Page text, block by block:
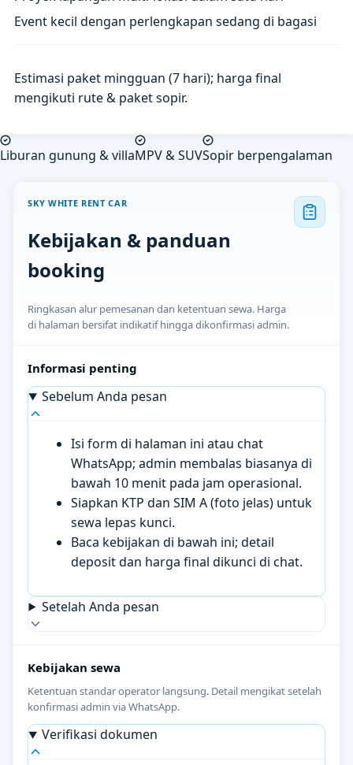
Event kecil dengan perlengkapan sedang di bagasi
Estimasi paket mingguan (7 hari); harga final
mengikuti rute & paket sopir.
Liburan gunung & villaMPV & SUVSopir berpengalaman
SKY WHITE RENT CAR
Kebijakan & panduan
booking
Ringkasan alur pemesanan dan ketentuan sewa. Harga
di halaman bersifat indikatif hingga dikonfirmasi admin.
Informasi penting
Sebelum Anda pesan
Isi form di halaman ini atau chat
WhatsApp; admin membalas biasanya di
bawah 10 menit pada jam operasional.
Siapkan KTP dan SIM A (foto jelas) untuk
sewa lepas kunci.
Baca kebijakan di bawah ini; detail
deposit dan harga final dikunci di chat.
Setelah Anda pesan
Kebijakan sewa
Ketentuan standar operator langsung. Detail mengikat setelah
konfirmasi admin via WhatsApp.
Verifikasi dokumen